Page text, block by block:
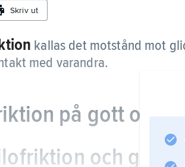
Skriv ut
kallas det motstånd mot
med varandra.
på gott och ont
och